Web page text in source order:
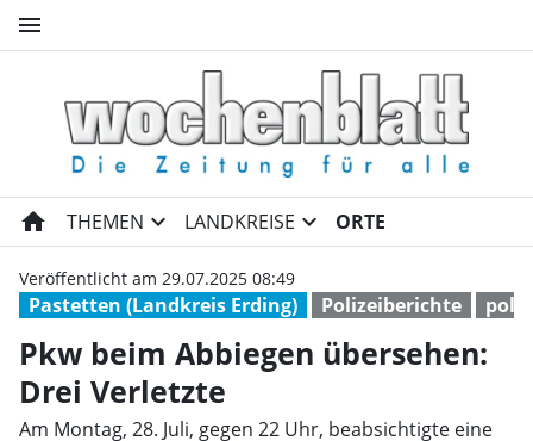
menu
Pkw beim Abbiegen
home THEMEN expand_more LANDKREISE expand_more ORTE
Pastetten (Landkreis Erding) Polizeiberichte
Veröffentlicht am 29.07.2025 08:49
Pkw beim Abbiegen übersehen:
Drei Verletzte
Am Montag, 28. Juli, gegen 22 Uhr, beabsichtigte eine